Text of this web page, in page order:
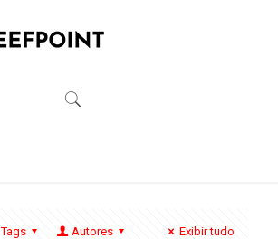
Tags Autores Exibir tudo